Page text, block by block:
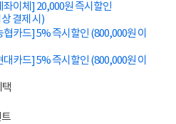
좌이체] 20,000원 즉시할인
결제 시)
협카드] 5% 즉시할인 (800,000원 이
대카드] 5% 즉시할인 (800,000원 이